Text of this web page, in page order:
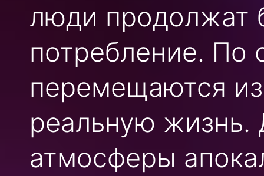
люди продолжат
потребление. По
перемещаются
реальную жизнь.
атмосферы